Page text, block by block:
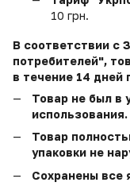
10 грн.
В соответствии с
потребителей",
в течение 14 дней
Товар не был в
использования.
Товар
упаковки не
Сохранены все